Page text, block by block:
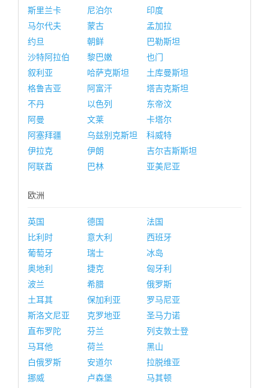
斯里兰卡
尼泊尔
印度
马尔代夫
蒙古
孟加拉
约旦
朝鲜
巴勒斯坦
沙特阿拉伯
黎巴嫩
也门
叙利亚
哈萨克斯坦
土库曼斯坦
格鲁吉亚
阿富汗
塔吉克斯坦
不丹
以色列
东帝汶
阿曼
文莱
卡塔尔
阿塞拜疆
乌兹别克斯坦
科威特
伊拉克
伊朗
吉尔吉斯斯坦
阿联酋
巴林 亚美尼亚
欧洲
英国 德国
法国
比利时
意大利
西班牙
葡萄牙
瑞士
冰岛
奥地利
捷克
匈牙利
波兰
希腊
俄罗斯
土耳其
保加利亚
罗马尼亚
斯洛文尼亚
克罗地亚
圣马力诺
直布罗陀
芬兰
列支敦士登
马耳他
荷兰
黑山
白俄罗斯
安道尔
拉脱维亚
挪威
卢森堡
马其顿